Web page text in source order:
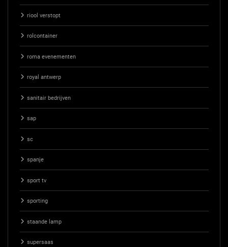
riool verstopt
rolcontainer
roma evenementen
royal antwerp
sanitair bedrijven
sap
sc
spanje
sport tv
sporting
staande lamp
supersaas